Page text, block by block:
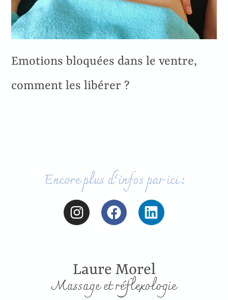
Emotions bloquées dans le ventre,
comment les libérer ?
Encore plus d’infos par ici :
Laure Morel
Massage et réflexologie